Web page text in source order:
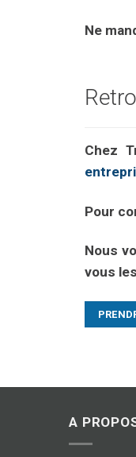
Ne
Chez
Pour
Nous
vous
A